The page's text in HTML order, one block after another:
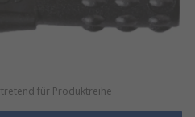
für Produktreihe